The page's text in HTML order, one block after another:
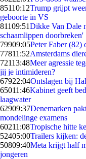
85110:12Trump grijpt
geboorte in VS
81109:51Dikke Van Dale
schaamlippen doorbreken'
79909:05Peter Faber (82)
77811:52Amsterdams
72113:48Meer agressie
jij je intimideren?
67922:04Ontslagen bij
65011:46Kabinet geeft
laagwater
62909:37Denemarken
mondelinge examens
60211:08Tropische hitte
52405:00Trailers kijken:
50809:40Meta krijgt half
jongeren